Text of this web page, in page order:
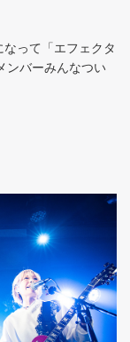
なって「エフェクタ
ンバーみんなつい